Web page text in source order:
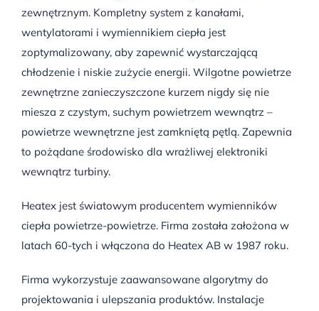
zewnętrznym. Kompletny system z kanałami,
wentylatorami i wymiennikiem ciepła jest
zoptymalizowany, aby zapewnić wystarczającą
chłodzenie i niskie zużycie energii. Wilgotne powietrze
zewnętrzne zanieczyszczone kurzem nigdy się nie
miesza z czystym, suchym powietrzem wewnątrz –
powietrze wewnętrzne jest zamkniętą pętlą. Zapewnia
to pożądane środowisko dla wrażliwej elektroniki
wewnątrz turbiny.
Heatex jest światowym producentem wymienników
ciepła powietrze-powietrze. Firma została założona w
latach 60-tych i włączona do Heatex AB w 1987 roku.
Firma wykorzystuje zaawansowane algorytmy do
projektowania i ulepszania produktów. Instalacje